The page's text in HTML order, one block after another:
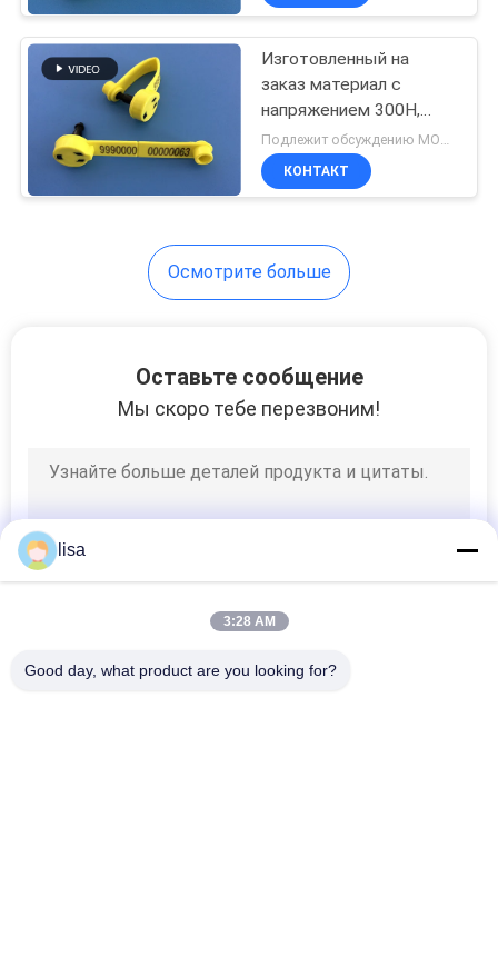
Бирка болуса
преджелудка
Животный блок
микросхемы
Аппликатор бирки
уха
Изготовленный на
заказ материал с
напряжением 300Н,
личные знаки бирок уха
ТПУ овец поголовья
Подлежит обсуждению MOQ:50pcs
КОНТАКТ
Осмотрите больше
Оставьте сообщение
Мы скоро тебе перезвоним!
lisa
3:28 AM
Good day, what product are you looking for?